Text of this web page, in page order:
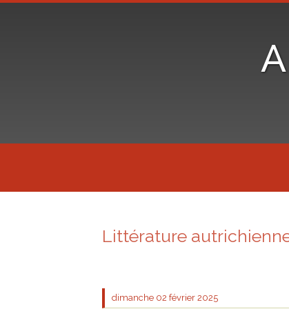
Littérature
dimanche 02 février 2025